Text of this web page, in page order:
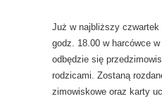
Już w najbliższy czwartek
godz. 18.00 w harcówce
odbędzie się
rodzicami. Zostaną
zimowiskowe oraz karty